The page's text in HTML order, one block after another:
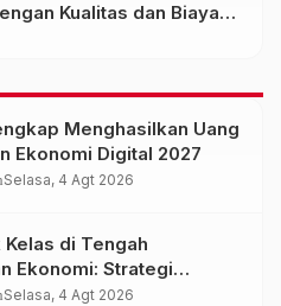
Kualitas dan Biaya
Menghasilkan Uang
Ekonomi Digital 2027
Selasa, 4 Agt 2026
Kelas di Tengah
Ekonomi: Strategi
Tumbuh di Era Digital
Selasa, 4 Agt 2026